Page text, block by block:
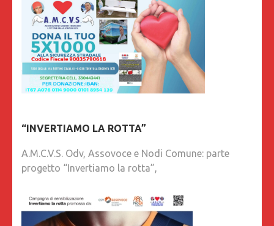
“INVERTIAMO LA ROTTA”
A.M.C.V.S. Odv, Assovoce e Nodi Comune: parte
progetto “Invertiamo la rotta”,